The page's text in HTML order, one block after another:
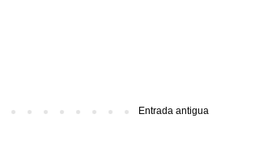
Entrada antigua